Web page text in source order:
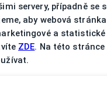
servery, případně se
aby webová
a
ZDE. Na této